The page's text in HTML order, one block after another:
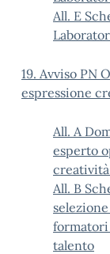
All. E
19. Avviso PN
espressione
All. A
esperto
All. B
formatori
talento